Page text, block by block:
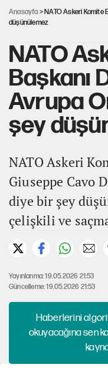
Anasayfa > NATO Askeri Komite
düşünülemez
NATO
Başkanı
Avrupa
şey
NATO Askeri
Giuseppe Cavo
diye bir şey
çelişkili ve
Yayınlanma: 19.05.2026 21:53
Güncelleme: 19.05.2026 21:53
Haberlerini
okuyacağına sen